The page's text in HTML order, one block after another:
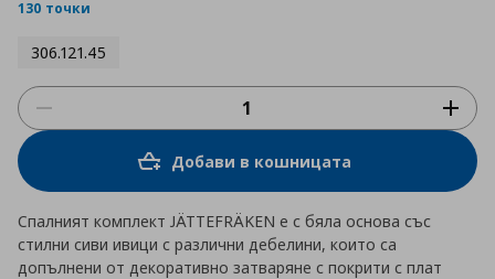
130 точки
306.121.45
Добави в кошницата
Спалният комплект JÄTTEFRÄKEN е с бяла основа със
стилни сиви ивици с различни дебелини, които са
допълнени от декоративно затваряне с покрити с плат